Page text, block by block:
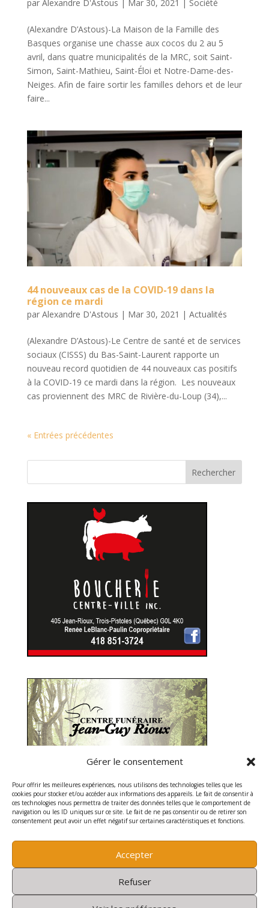
Gérer le consentement
Pour offrir les meilleures expériences, nous utilisons des technologies telles que les
cookies pour stocker et/ou accéder aux informations des appareils. Le fait de consentir à
ces technologies nous permettra de traiter des données telles que le comportement de
navigation ou les ID uniques sur ce site. Le fait de ne pas consentir ou de retirer son
consentement peut avoir un effet négatif sur certaines caractéristiques et fonctions.
Accepter
Refuser
par Alexandre D'Astous | Mar 30, 2021 | Société
(Alexandre D’Astous)-La Maison de la Famille des
Basques organise une chasse aux cocos du 2 au 5
avril, dans quatre municipalités de la MRC, soit Saint-
Simon, Saint-Mathieu, Saint-Éloi et Notre-Dame-des-
Neiges. Afin de faire sortir les familles dehors et de leur
faire...
44 nouveaux cas de la COVID-19 dans la
région ce mardi
par Alexandre D'Astous | Mar 30, 2021 | Actualités
(Alexandre D’Astous)-Le Centre de santé et de services
sociaux (CISSS) du Bas-Saint-Laurent rapporte un
nouveau record quotidien de 44 nouveaux cas positifs
à la COVID-19 ce mardi dans la région. Les nouveaux
cas proviennent des MRC de Rivière-du-Loup (34),...
« Entrées précédentes
Rechercher